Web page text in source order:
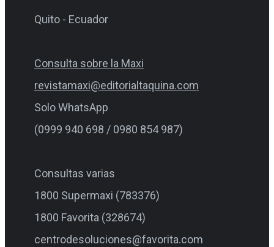
Quito - Ecuador
Consulta sobre la Maxi
revistamaxi@editorialtaquina.com
Solo WhatsApp
(0999 940 698 / 0980 854 987)
Consultas varias
1800 Supermaxi (783376)
1800 Favorita (328674)
centrodesoluciones@favorita.com